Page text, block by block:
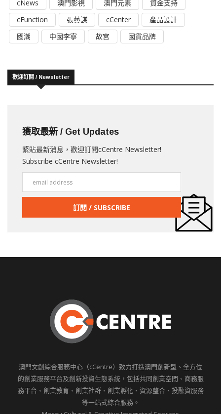
cNews
澳門影視 澳門元素
資金支持
cFunction
張藝謀 cCenter
產品設計
國潮
中國李寧 故宮 國貨品牌
歡迎訂閱 / Newsletter
獲取最新 / Get Updates
緊貼最新消息，歡迎訂閱cCentre Newsletter!
Subscribe cCentre Newsletter!
澳門文創綜合服務中心（cCentre）致力打造澳門創新型、全方位
的創業服務平台及創新投資生態系統，包括共同創業空間、商務服
務平台、創業教育、創業社群、創業孵化、資源整合、投融資服務
等一站式綜合服務。